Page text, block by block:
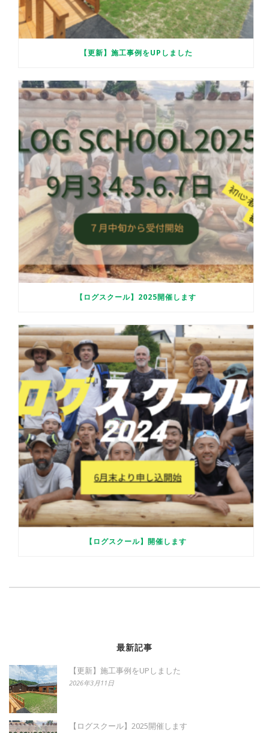
【更新】施工事例をUPしました
【ログスクール】2025開催します
【ログスクール】開催します
最新記事
【更新】施工事例をUPしました
2026年3月11日
【ログスクール】2025開催します